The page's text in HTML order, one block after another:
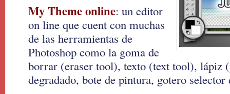
My Theme online: un editor
on line que cuent con muchas
de las herramientas de
Photoshop como la goma de
borrar (eraser tool), texto (text tool), lápiz
degradado, bote de pintura, gotero